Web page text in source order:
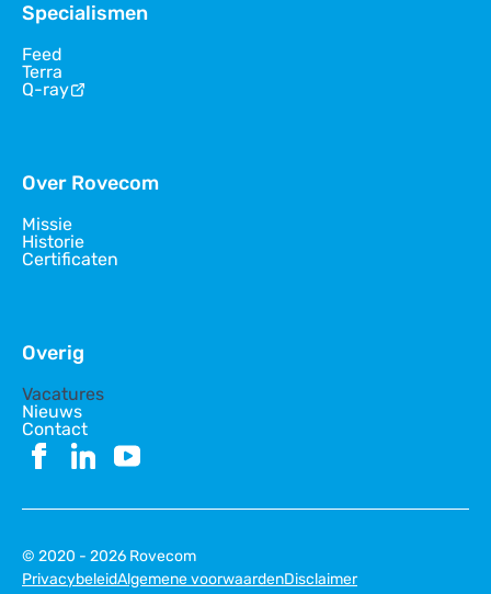
Specialismen
Feed
Terra
Q-ray
Over Rovecom
Missie
Historie
Certificaten
Overig
Vacatures
Nieuws
Contact
© 2020 - 2026 Rovecom
PrivacybeleidAlgemene voorwaardenDisclaimer